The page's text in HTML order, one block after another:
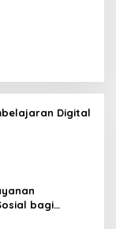
Digital
bagi